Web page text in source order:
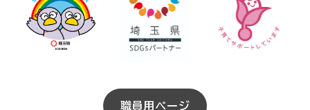
職員用ページ